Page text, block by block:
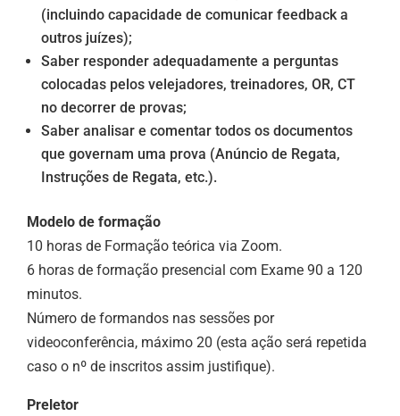
(incluindo capacidade de comunicar feedback a
outros juízes);
Saber responder adequadamente a perguntas
colocadas pelos velejadores, treinadores, OR, CT
no decorrer de provas;
Saber analisar e comentar todos os documentos
que governam uma prova (Anúncio de Regata,
Instruções de Regata, etc.).
Modelo de formação
10 horas de Formação teórica via Zoom.
6 horas de formação presencial com Exame 90 a 120
minutos.
Número de formandos nas sessões por
videoconferência, máximo 20 (esta ação será repetida
caso o nº de inscritos assim justifique).
Preletor